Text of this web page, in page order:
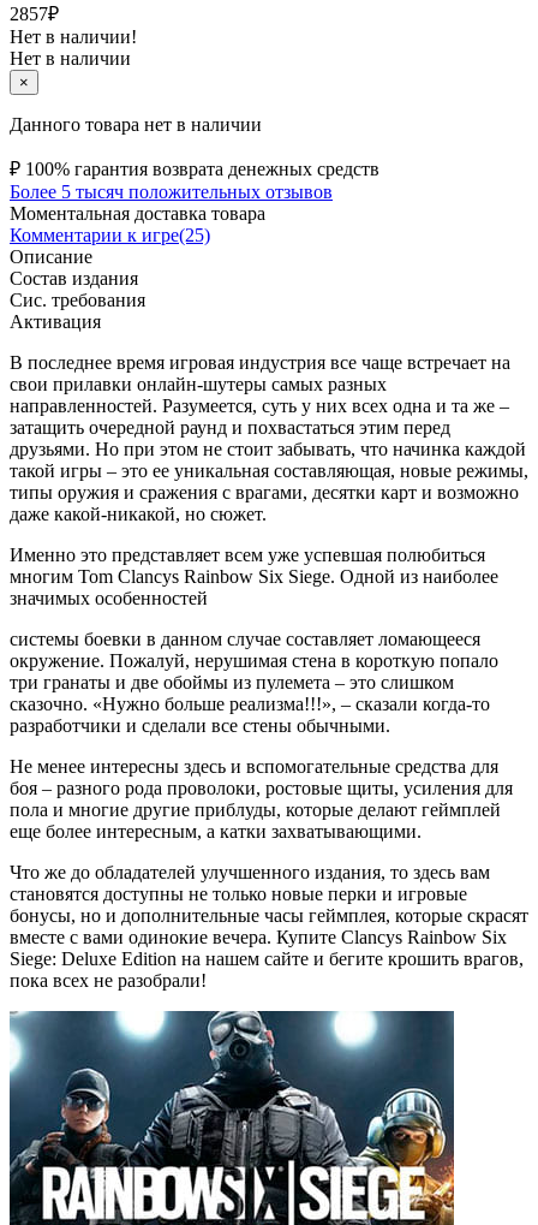
2857₽
Нет в наличии!
Нет в наличии
×
Данного товара нет в наличии
₽ 100% гарантия возврата денежных средств
Более 5 тысяч положительных отзывов
Моментальная доставка товара
Комментарии к игре(25)
Описание
Состав издания
Сис. требования
Активация
В последнее время игровая индустрия все чаще встречает на
свои прилавки онлайн-шутеры самых разных
направленностей. Разумеется, суть у них всех одна и та же –
затащить очередной раунд и похвастаться этим перед
друзьями. Но при этом не стоит забывать, что начинка каждой
такой игры – это ее уникальная составляющая, новые режимы,
типы оружия и сражения с врагами, десятки карт и возможно
даже какой-никакой, но сюжет.
Именно это представляет всем уже успевшая полюбиться
многим Tom Clancys Rainbow Six Siege. Одной из наиболее
значимых особенностей
системы боевки в данном случае составляет ломающееся
окружение. Пожалуй, нерушимая стена в короткую попало
три гранаты и две обоймы из пулемета – это слишком
сказочно. «Нужно больше реализма!!!», – сказали когда-то
разработчики и сделали все стены обычными.
Не менее интересны здесь и вспомогательные средства для
боя – разного рода проволоки, ростовые щиты, усиления для
пола и многие другие приблуды, которые делают геймплей
еще более интересным, а катки захватывающими.
Что же до обладателей улучшенного издания, то здесь вам
становятся доступны не только новые перки и игровые
бонусы, но и дополнительные часы геймплея, которые скрасят
вместе с вами одинокие вечера. Купите Clancys Rainbow Six
Siege: Deluxe Edition на нашем сайте и бегите крошить врагов,
пока всех не разобрали!